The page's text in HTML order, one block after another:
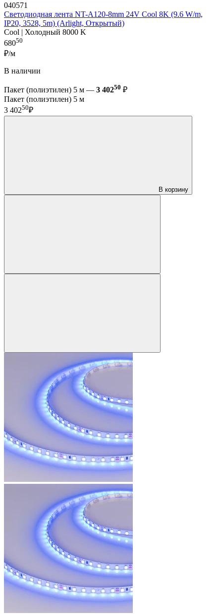
040571
Светодиодная лента NT-A120-8mm 24V Cool 8K (9.6 W/m,
IP20, 3528, 5m) (Arlight, Открытый)
Cool | Холодный 8000 K
68050
₽/м
В наличии
Пакет (полиэтилен) 5 м — 3 40250 ₽
Пакет (полиэтилен) 5 м
3 40250₽
В корзину